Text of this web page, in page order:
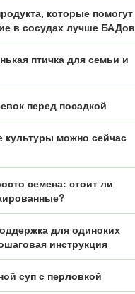
которые помогут
в сосудах лучше БАДов
птичка для семьи и
перед посадкой
культуры можно сейчас
семена: стоит ли
для одиноких
инструкция
суп с перловкой